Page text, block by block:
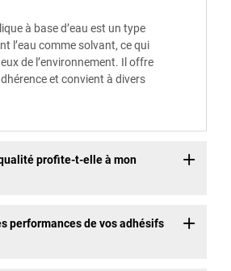
à base d’eau est un type
l’eau comme solvant, ce qui
de l’environnement. Il offre
et convient à divers
profite-t-elle à mon
performances de vos adhésifs